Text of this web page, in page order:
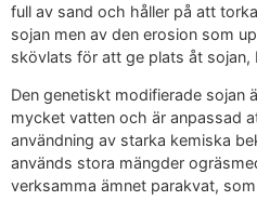
full av sand och håller på att
sojan men av den erosion som
skövlats för att ge plats åt sojan,
Den genetiskt modifierade sojan
mycket vatten och är anpassad
användning av starka kemiska
används stora mängder
verksamma ämnet parakvat,